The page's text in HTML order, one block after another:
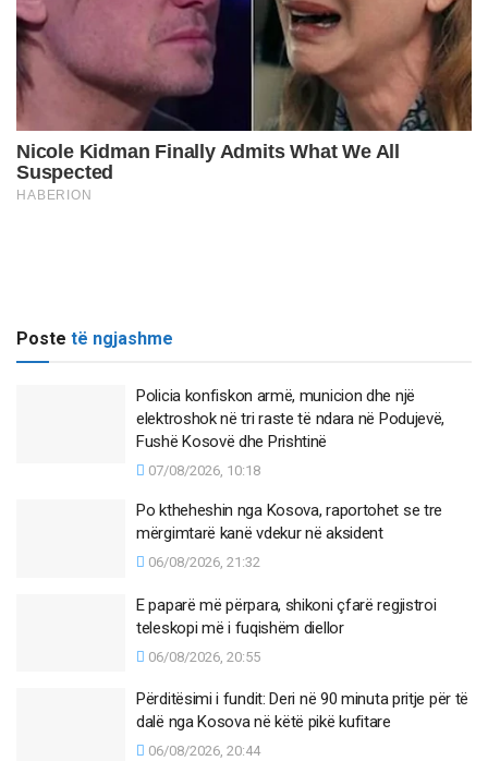
Poste të ngjashme
Policia konfiskon armë, municion dhe një
elektroshok në tri raste të ndara në Podujevë,
Fushë Kosovë dhe Prishtinë
07/08/2026, 10:18
Po ktheheshin nga Kosova, raportohet se tre
mërgimtarë kanë vdekur në aksident
06/08/2026, 21:32
E paparë më përpara, shikoni çfarë regjistroi
teleskopi më i fuqishëm diellor
06/08/2026, 20:55
Përditësimi i fundit: Deri në 90 minuta pritje për të
dalë nga Kosova në këtë pikë kufitare
06/08/2026, 20:44